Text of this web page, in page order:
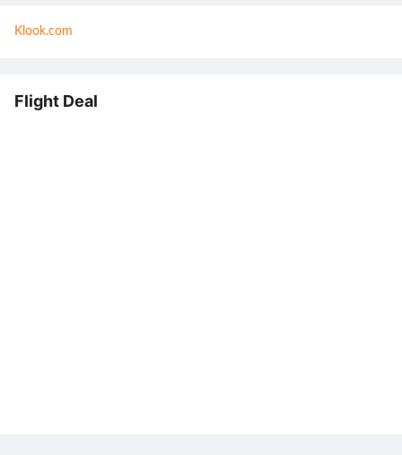
Klook.com
Flight Deal